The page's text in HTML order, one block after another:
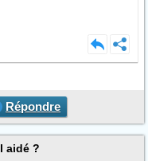
Répondre
aidé ?